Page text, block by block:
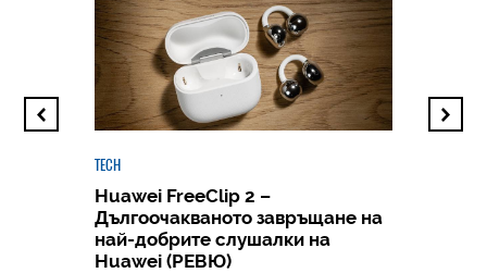
TECH
Huawei FreeClip 2 –
Дългоочакваното завръщане на
най-добрите слушалки на
Huawei (РЕВЮ)